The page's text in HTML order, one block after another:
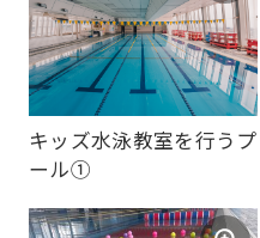
キッズ水泳教室を行うプ
ール➀